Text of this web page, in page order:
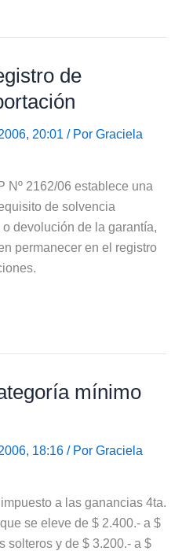
de
20:01 / Por Graciela
Nº 2162/06 establece una
de solvencia
devolución de la garantía,
permanecer en el registro
mínimo
18:16 / Por Graciela
a las ganancias 4ta.
se eleve de $ 2.400.- a $
solteros y de $ 3.200.- a $